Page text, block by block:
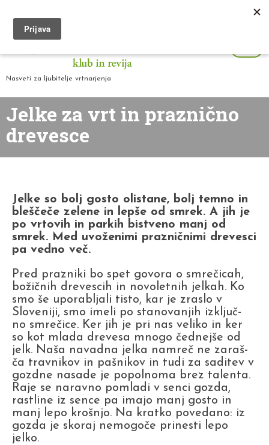
Nasveti za ljubitelje vrtnarjenja
Jelke za vrt in praznično
drevesce
Jelke so bolj gosto olistane, bolj temno in
bleščeče zelene in lepše od smrek. A jih je
po vrtovih in parkih bistveno manj od
smrek. Med uvoženimi prazničnimi drevesci
pa vedno več.
Pred prazniki bo spet govora o smrečicah,
božičnih drevescih in novoletnih jelkah. Ko
smo še uporabljali tisto, kar je zraslo v
Sloveniji, smo imeli po stanovanjih izključ-
no smrečice. Ker jih je pri nas veliko in ker
so kot mlada drevesa mnogo čednejše od
jelk. Naša navadna jelka namreč ne zaraš-
ča travnikov in pašnikov in tudi za saditev v
gozdne nasade je popolnoma brez talenta.
Raje se naravno pomladi v senci gozda,
rastline iz sence pa imajo manj gosto in
manj lepo krošnjo. Na kratko povedano: iz
gozda je skoraj nemogoče prinesti lepo
jelko.